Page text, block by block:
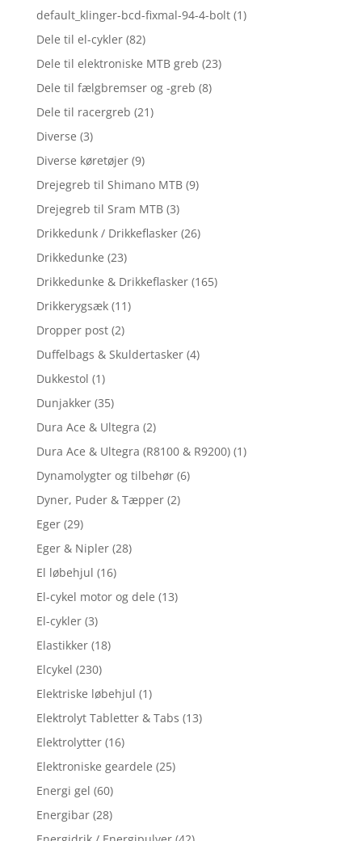
default_klinger-bcd-fixmal-94-4-bolt (1)
Dele til el-cykler (82)
Dele til elektroniske MTB greb (23)
Dele til fælgbremser og -greb (8)
Dele til racergreb (21)
Diverse (3)
Diverse køretøjer (9)
Drejegreb til Shimano MTB (9)
Drejegreb til Sram MTB (3)
Drikkedunk / Drikkeflasker (26)
Drikkedunke (23)
Drikkedunke & Drikkeflasker (165)
Drikkerygsæk (11)
Dropper post (2)
Duffelbags & Skuldertasker (4)
Dukkestol (1)
Dunjakker (35)
Dura Ace & Ultegra (2)
Dura Ace & Ultegra (R8100 & R9200) (1)
Dynamolygter og tilbehør (6)
Dyner, Puder & Tæpper (2)
Eger (29)
Eger & Nipler (28)
El løbehjul (16)
El-cykel motor og dele (13)
El-cykler (3)
Elastikker (18)
Elcykel (230)
Elektriske løbehjul (1)
Elektrolyt Tabletter & Tabs (13)
Elektrolytter (16)
Elektroniske geardele (25)
Energi gel (60)
Energibar (28)